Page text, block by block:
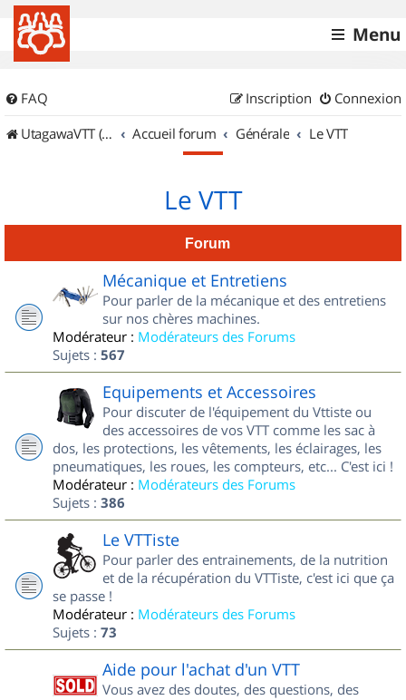
Menu
FAQ Connexion
Inscription
UtagawaVTT (Randos VTT et VTTAE avec traces GPS)
Accueil forum Générale Le VTT
Le VTT
Forum
Mécanique et Entretiens
Pour parler de la mécanique et des entretiens
sur nos chères machines.
Modérateur : Modérateurs des Forums
Sujets : 567
Equipements et Accessoires
Pour discuter de l'équipement du Vttiste ou
des accessoires de vos VTT comme les sac à
dos, les protections, les vêtements, les éclairages, les
pneumatiques, les roues, les compteurs, etc... C'est ici !
Modérateur : Modérateurs des Forums
Sujets : 386
Le VTTiste
Pour parler des entrainements, de la nutrition
et de la récupération du VTTiste, c'est ici que ça
se passe !
Modérateur : Modérateurs des Forums
Sujets : 73
Aide pour l'achat d'un VTT
Vous avez des doutes, des questions, des